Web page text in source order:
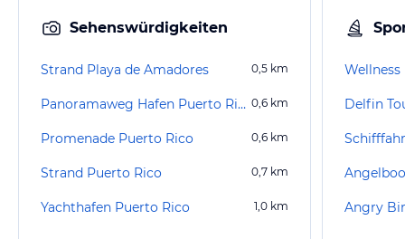
Sehenswürdigkeiten
Strand Playa de Amadores 0,5 km
Panoramaweg Hafen Puerto Rico - Strand Amadores 0,6 km
Promenade Puerto Rico 0,6 km
Strand Puerto Rico 0,7 km
Yachthafen Puerto Rico 1,0 km
Wellness
Delfin